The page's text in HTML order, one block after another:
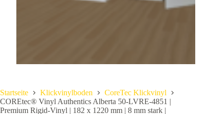
Startseite Klickvinylboden
CoreTec Klickvinyl
COREtec® Vinyl Authentics Alberta 50-LVRE-4851 |
Premium Rigid-Vinyl | 182 x 1220 mm | 8 mm stark |